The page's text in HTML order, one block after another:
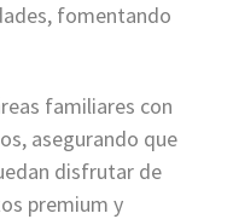
fomentando
familiares con
asegurando que
disfrutar de
premium y